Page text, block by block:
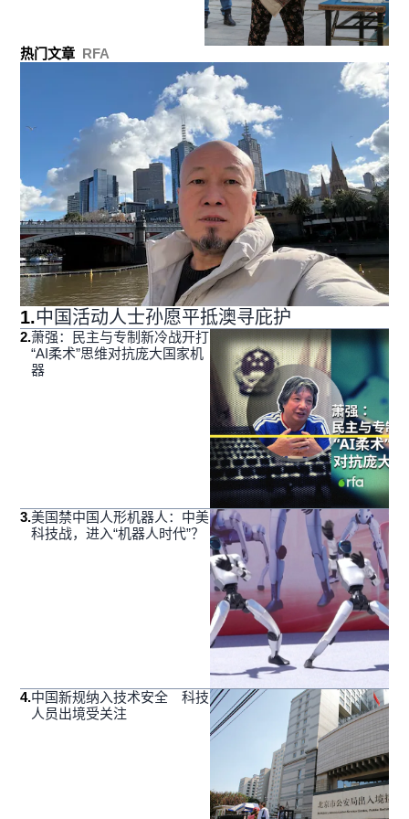
热门文章 RFA
1.中国活动人士孙愿平抵澳寻庇护
2.萧强：民主与专制新冷战开打
“AI柔术”思维对抗庞大国家机
器
3.美国禁中国人形机器人：中美
科技战，进入“机器人时代”？
4.中国新规纳入技术安全 科技
人员出境受关注